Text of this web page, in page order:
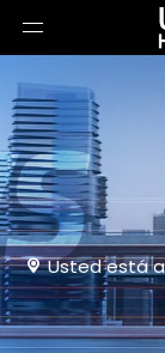
Usted está